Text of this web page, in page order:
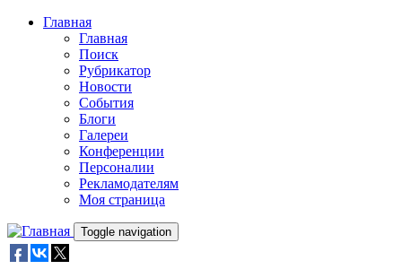
Skip to main content
Главная
Главная
Поиск
Рубрикатор
Новости
События
Блоги
Галереи
Конференции
Персоналии
Рекламодателям
Моя страница
Toggle navigation